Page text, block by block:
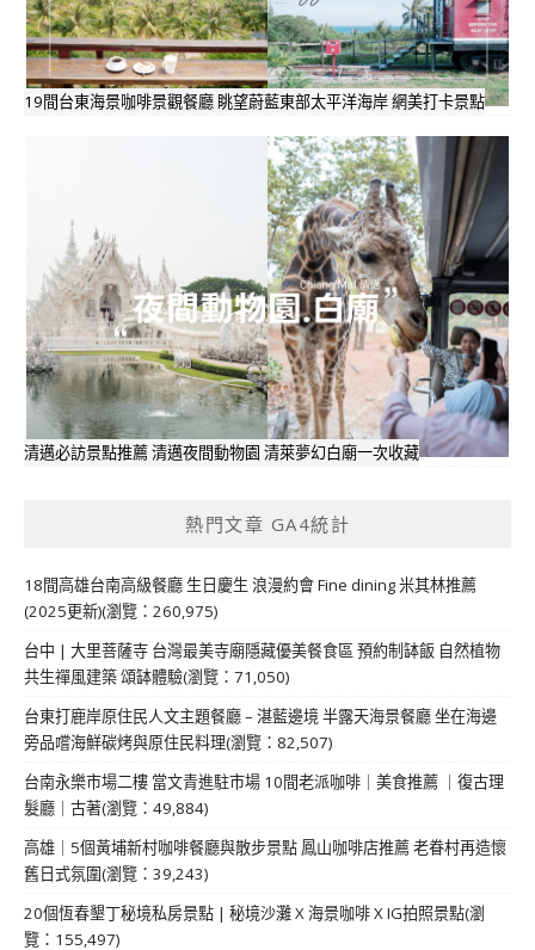
19間台東海景咖啡景觀餐廳 眺望蔚藍東部太平洋海岸 網美打卡景點
清邁必訪景點推薦 清邁夜間動物園 清萊夢幻白廟一次收藏
熱門文章 GA4統計
18間高雄台南高級餐廳 生日慶生 浪漫約會 Fine dining 米其林推薦
(2025更新)(瀏覽：260,975)
台中 | 大里菩薩寺 台灣最美寺廟隱藏優美餐食區 預約制缽飯 自然植物
共生禪風建築 頌缽體驗(瀏覽：71,050)
台東打鹿岸原住民人文主題餐廳 – 湛藍邊境 半露天海景餐廳 坐在海邊
旁品嚐海鮮碳烤與原住民料理(瀏覽：82,507)
台南永樂市場二樓 當文青進駐市場 10間老派咖啡｜美食推薦 ｜復古理
髮廳｜古著(瀏覽：49,884)
高雄｜5個黃埔新村咖啡餐廳與散步景點 鳳山咖啡店推薦 老眷村再造懷
舊日式氛圍(瀏覽：39,243)
20個恆春墾丁秘境私房景點 | 秘境沙灘 X 海景咖啡 X IG拍照景點(瀏
覽：155,497)